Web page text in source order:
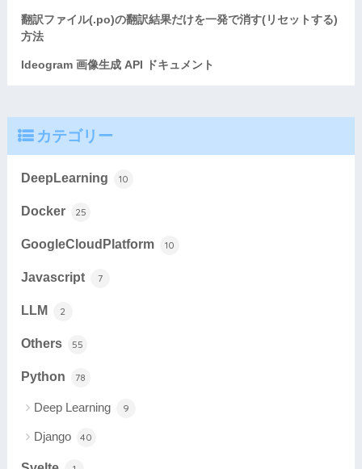
翻訳ファイル(.po)の翻訳結果だけを一発で消す(リセットする)
方法
Ideogram 画像生成 API ドキュメント
カテゴリー
DeepLearning 10
Docker 25
GoogleCloudPlatform 10
Javascript 7
LLM 2
Others 55
Python 78
Deep Learning 9
Django 40